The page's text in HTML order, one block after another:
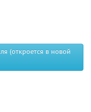
(откроется в новой